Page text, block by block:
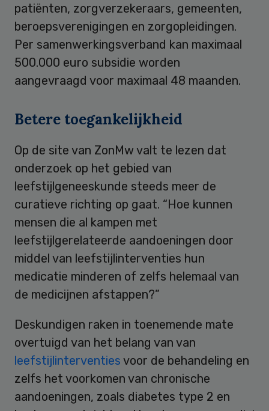
patiënten, zorgverzekeraars, gemeenten,
beroepsverenigingen en zorgopleidingen.
Per samenwerkingsverband kan maximaal
500.000 euro subsidie worden
aangevraagd voor maximaal 48 maanden.
Betere toegankelijkheid
Op de site van ZonMw valt te lezen dat
onderzoek op het gebied van
leefstijlgeneeskunde steeds meer de
curatieve richting op gaat. “Hoe kunnen
mensen die al kampen met
leefstijlgerelateerde aandoeningen door
middel van leefstijlinterventies hun
medicatie minderen of zelfs helemaal van
de medicijnen afstappen?”
Deskundigen raken in toenemende mate
overtuigd van het belang van van
leefstijlinterventies voor de behandeling en
zelfs het voorkomen van chronische
aandoeningen, zoals diabetes type 2 en